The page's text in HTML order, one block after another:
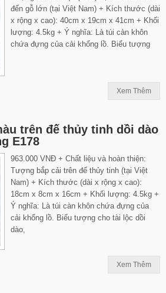
đến gỗ lớn (tại Việt Nam) + Kích thước (dài
x rộng x cao): 40cm x 19cm x 41cm + Khối
lượng: 4.5kg + Ý nghĩa: Là túi càn khôn
chứa đựng của cải khổng lồ. Biểu tượng
Xem Thêm
trên đế thủy tinh dồi dào
E178
963.000 VNĐ + Chất liệu và hoàn thiện:
Tượng bắp cải trên đế thủy tinh (tại Việt
Nam) + Kích thước (dài x rộng x cao):
18cm x 8cm x 16cm + Khối lượng: 4.5kg +
Ý nghĩa: Là túi càn khôn chứa đựng của
cải khổng lồ. Biểu tượng cho tài lộc dồi
dào,
Xem Thêm